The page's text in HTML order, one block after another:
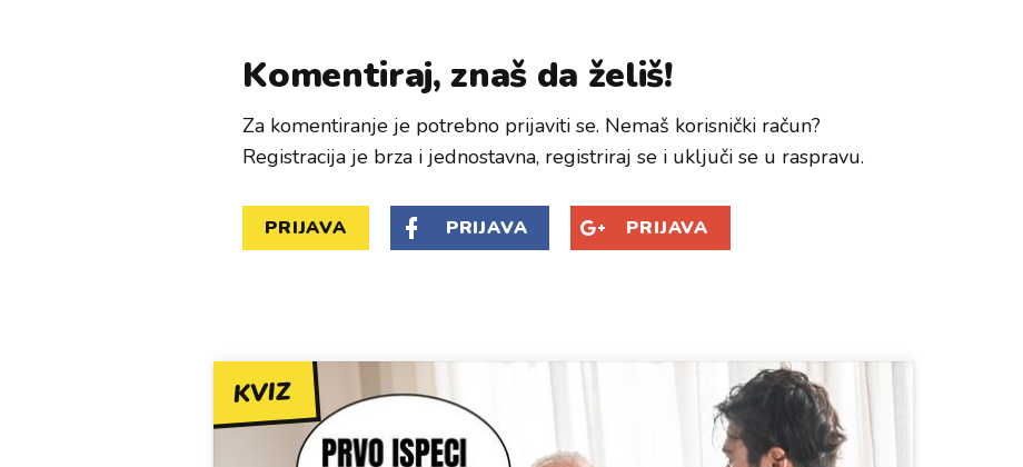
Komentiraj, znaš da želiš!
Za komentiranje je potrebno prijaviti se. Nemaš korisnički račun?
Registracija je brza i jednostavna, registriraj se i uključi se u raspravu.
PRIJAVA PRIJAVA PRIJAVA
KVIZ